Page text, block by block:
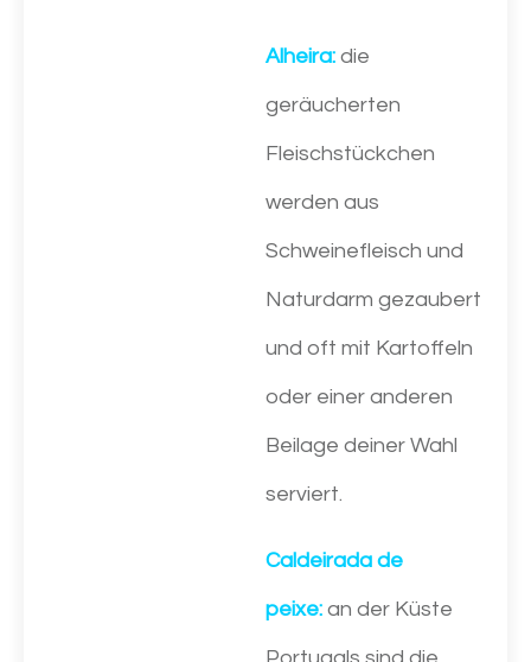
Alheira: die
geräucherten
Fleischstückchen
werden aus
Schweinefleisch und
Naturdarm gezaubert
und oft mit Kartoffeln
oder einer anderen
Beilage deiner Wahl
serviert.
Caldeirada de
peixe: an der Küste